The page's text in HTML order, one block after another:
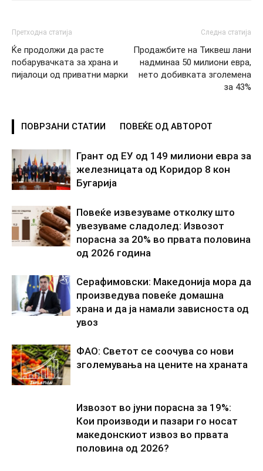
Претходна статија
Ќе продолжи да расте
побарувачката за храна и
пијалоци од приватни марки
Следна статија
Продажбите на Тиквеш лани
надминаа 50 милиони евра,
нето добивката зголемена
за 43%
ПОВРЗАНИ СТАТИИ ПОВЕЌЕ ОД АВТОРОТ
Грант од ЕУ од 149 милиони евра за
железницата од Коридор 8 кон
Бугарија
Повеќе извезуваме отколку што
увезуваме сладолед: Извозот
порасна за 20% во првата половина
од 2026 година
Серафимовски: Македонија мора да
произведува повеќе домашна
храна и да ја намали зависноста од
увоз
ФАО: Светот се соочува со нови
зголемувања на цените на храната
Извозот во јуни порасна за 19%:
Кои производи и пазари го носат
македонскиот извоз во првата
половина од 2026?